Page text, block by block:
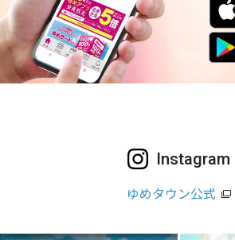
Instagram
ゆめタウン公式